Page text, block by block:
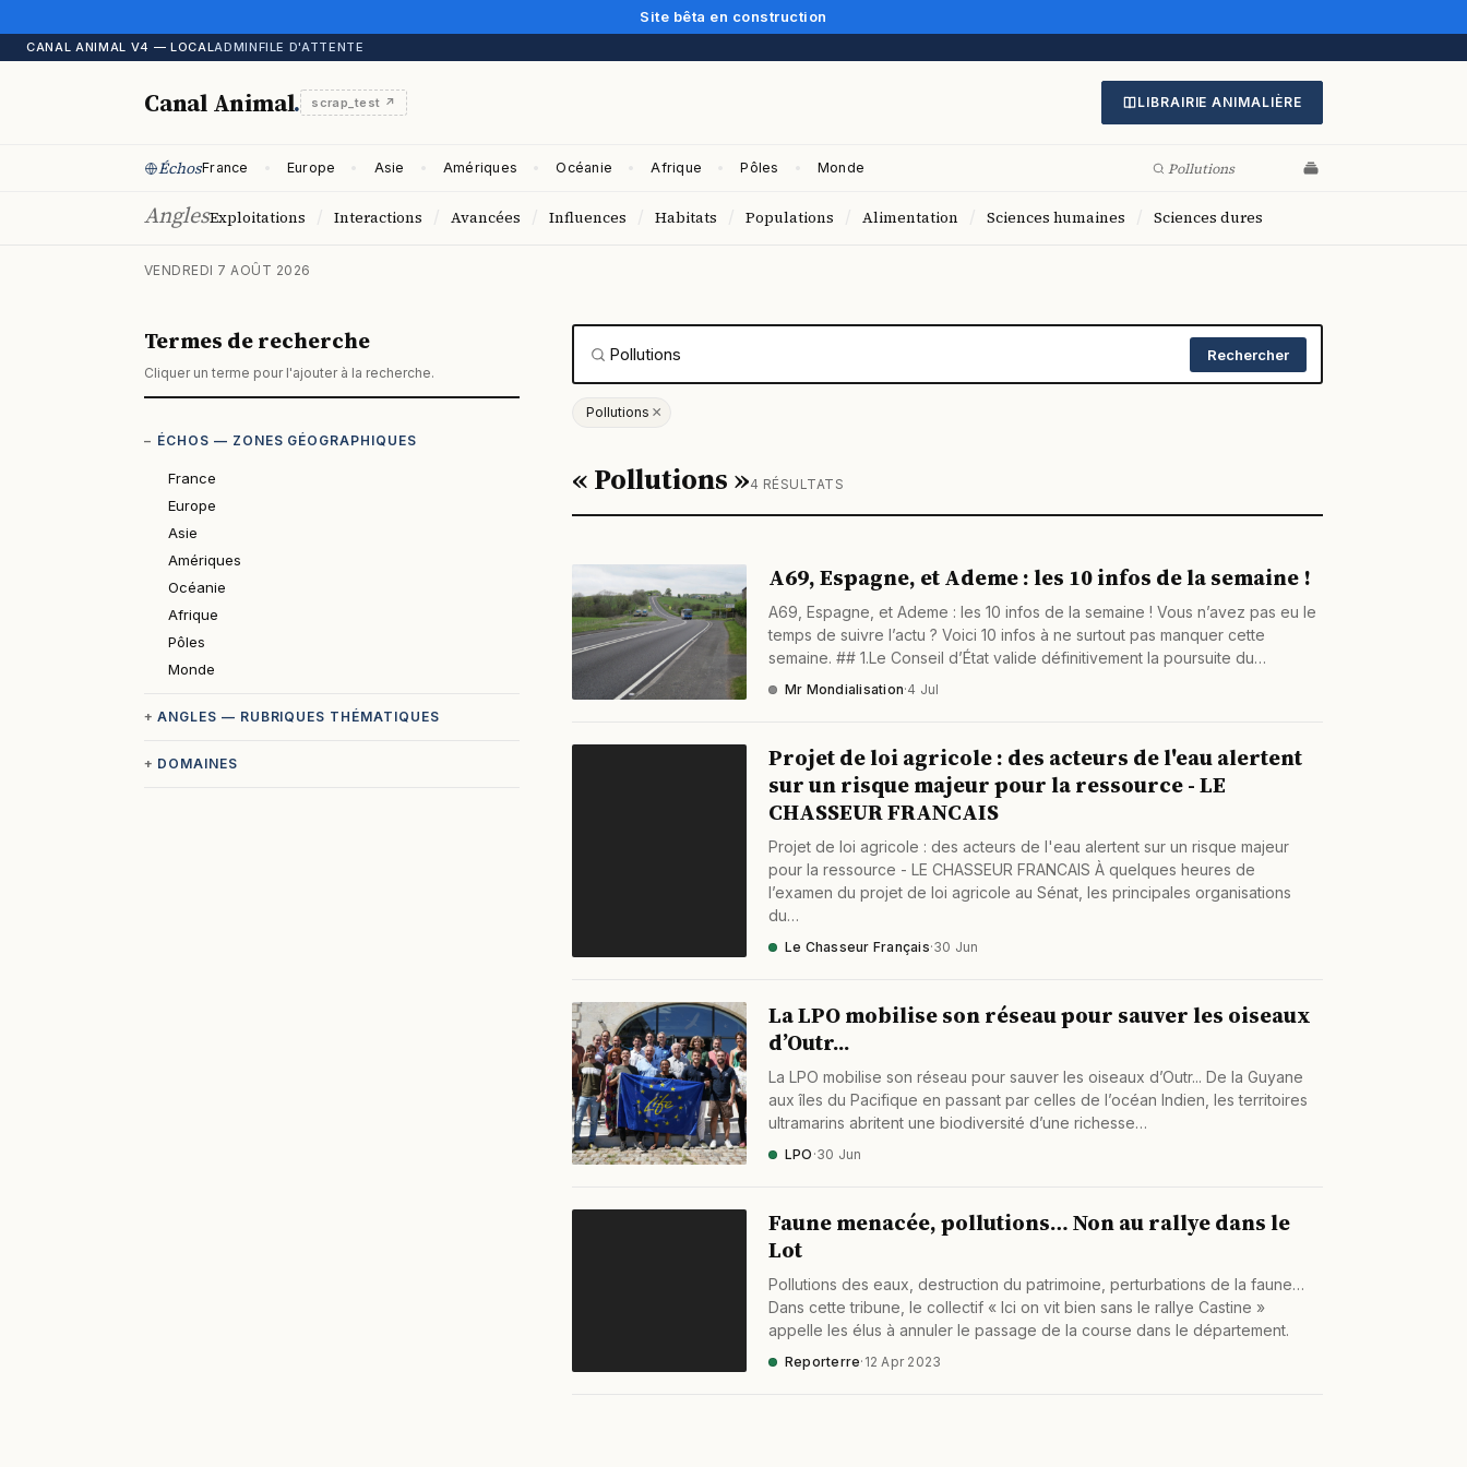
Site bêta en construction
CANAL ANIMAL V4 — LOCALADMINFILE D'ATTENTE
Canal Animal. scrap_test ↗ LIBRAIRIE ANIMALIÈRE
ÉchosFrance Europe Asie Amériques Océanie Afrique Pôles Monde
AnglesExploitations Interactions Avancées Influences Habitats Populations Alimentation Sciences humaines Sciences dures
VENDREDI 7 AOÛT 2026
Termes de recherche
Cliquer un terme pour l'ajouter à la recherche.
ÉCHOS — ZONES GÉOGRAPHIQUES
France
Europe
Asie
Amériques
Océanie
Afrique
Pôles
Monde
ANGLES — RUBRIQUES THÉMATIQUES
DOMAINES
Rechercher
Pollutions ×
« Pollutions »4 RÉSULTATS
A69, Espagne, et Ademe : les 10 infos de la semaine !
A69, Espagne, et Ademe : les 10 infos de la semaine ! Vous n’avez pas eu le
temps de suivre l’actu ? Voici 10 infos à ne surtout pas manquer cette
semaine. ## 1.Le Conseil d’État valide définitivement la poursuite du…
Mr Mondialisation·4 Jul
Projet de loi agricole : des acteurs de l'eau alertent
sur un risque majeur pour la ressource - LE
CHASSEUR FRANCAIS
Projet de loi agricole : des acteurs de l'eau alertent sur un risque majeur
pour la ressource - LE CHASSEUR FRANCAIS À quelques heures de
l’examen du projet de loi agricole au Sénat, les principales organisations
du…
Le Chasseur Français·30 Jun
La LPO mobilise son réseau pour sauver les oiseaux
d’Outr...
La LPO mobilise son réseau pour sauver les oiseaux d’Outr... De la Guyane
aux îles du Pacifique en passant par celles de l’océan Indien, les territoires
ultramarins abritent une biodiversité d’une richesse…
LPO ·30 Jun
Faune menacée, pollutions… Non au rallye dans le
Lot
Pollutions des eaux, destruction du patrimoine, perturbations de la faune…
Dans cette tribune, le collectif « Ici on vit bien sans le rallye Castine »
appelle les élus à annuler le passage de la course dans le département.
Reporterre· 12 Apr 2023